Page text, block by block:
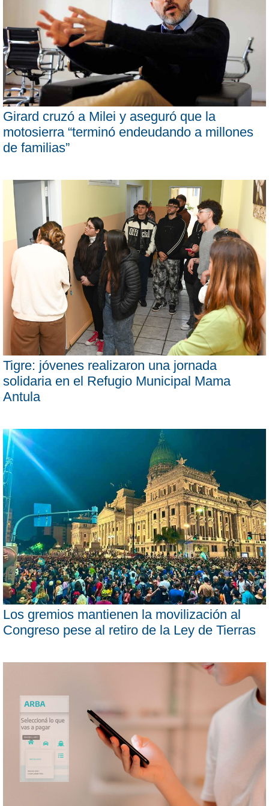
Girard cruzó a Milei y aseguró que la
motosierra “terminó endeudando a millones
de familias”
Tigre: jóvenes realizaron una jornada
solidaria en el Refugio Municipal Mama
Antula
Los gremios mantienen la movilización al
Congreso pese al retiro de la Ley de Tierras